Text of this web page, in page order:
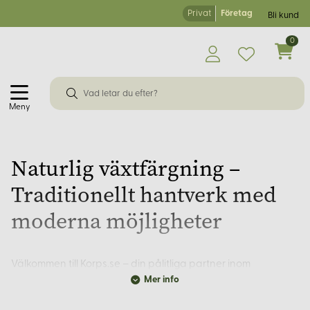
Privat Företag Bli kund
Meny
0
Naturlig växtfärgning –
Traditionellt hantverk med
moderna möjligheter
Välkommen till Korps.se – din pålitliga partner inom
naturmaterial och hantverk sedan 2001. Med över 30 års
Mer info